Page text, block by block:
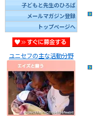
子どもと先生のひろば
メールマガジン登録
トップページへ
ユニセフの主な活動分野